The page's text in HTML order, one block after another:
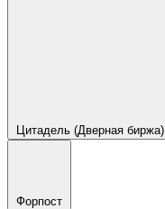
Цитадель (Дверная биржа)
Форпост